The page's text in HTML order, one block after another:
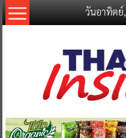
Skip
to
วันอาทิตย์